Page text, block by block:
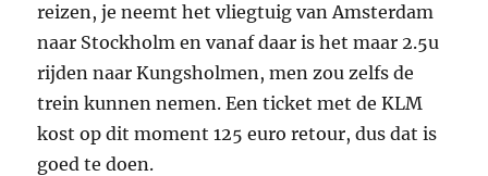
reizen, je neemt het vliegtuig van Amsterdam
naar Stockholm en vanaf daar is het maar 2.5u
rijden naar Kungsholmen, men zou zelfs de
trein kunnen nemen. Een ticket met de KLM
kost op dit moment 125 euro retour, dus dat is
goed te doen.